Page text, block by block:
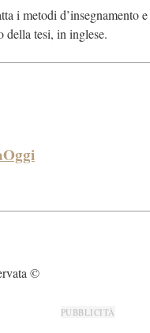
i metodi d’insegnamento
della tesi, in inglese.
©
PUBBLICITÀ